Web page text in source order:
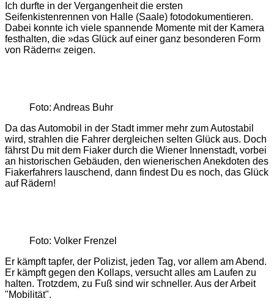
Ich durfte in der Vergangenheit die ersten
Seifenkistenrennen von Halle (Saale) fotodokumentieren.
Dabei konnte ich viele spannende Momente mit der Kamera
festhalten, die »das Glück auf einer ganz besonderen Form
von Rädern« zeigen.
Foto: Andreas Buhr
Da das Automobil in der Stadt immer mehr zum Autostabil
wird, strahlen die Fahrer dergleichen selten Glück aus. Doch
fährst Du mit dem Fiaker durch die Wiener Innenstadt, vorbei
an historischen Gebäuden, den wienerischen Anekdoten des
Fiakerfahrers lauschend, dann findest Du es noch, das Glück
auf Rädern!
Foto: Volker Frenzel
Er kämpft tapfer, der Polizist, jeden Tag, vor allem am Abend.
Er kämpft gegen den Kollaps, versucht alles am Laufen zu
halten. Trotzdem, zu Fuß sind wir schneller. Aus der Arbeit
"Mobilität".